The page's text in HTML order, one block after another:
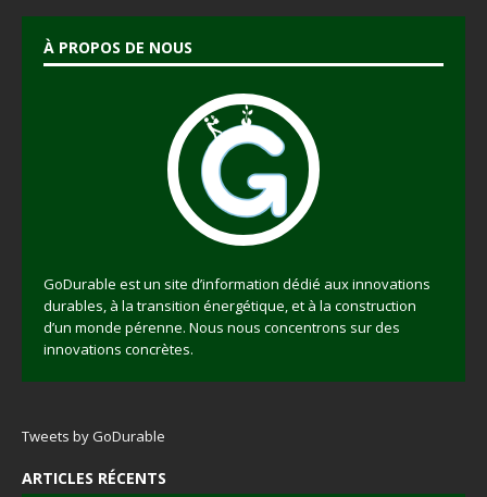
À PROPOS DE NOUS
GoDurable est un site d’information dédié aux innovations
durables, à la transition énergétique, et à la construction
d’un monde pérenne. Nous nous concentrons sur des
innovations concrètes.
Tweets by GoDurable
ARTICLES RÉCENTS